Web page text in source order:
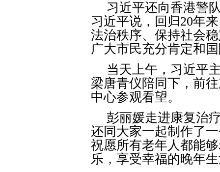
习近平还向香港警
习近平说，回归20年
法治秩序、保持社会
广大市民充分肯定和
当天上午，习近平
梁唐青仪陪同下，前
中心参观看望。
彭丽媛走进康复治
还同大家一起制作了
祝愿所有老年人都能
乐，享受幸福的晚年